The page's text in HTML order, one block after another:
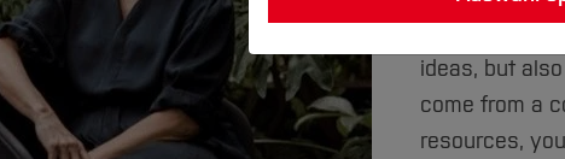
residential
ideas, but
come from a
resources,